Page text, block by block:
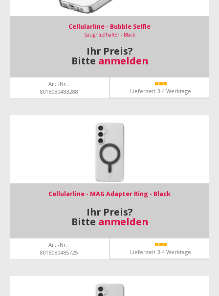
Cellularline - Bubble Selfie
Saugnapfhalter - Black
Ihr Preis?
Bitte anmelden
Art.-Nr.:
8018080483288
Lieferzeit 3-4 Werktage
Cellularline - MAG Adapter Ring - Black
Ihr Preis?
Bitte anmelden
Art.-Nr.:
8018080485725
Lieferzeit 3-4 Werktage